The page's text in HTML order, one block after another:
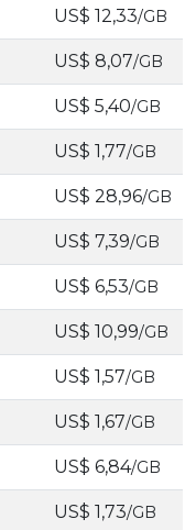
US$ 12,33/GB
US$ 8,07/GB
US$ 5,40/GB
US$ 1,77/GB
US$ 28,96/GB
US$ 7,39/GB
US$ 6,53/GB
US$ 10,99/GB
US$ 1,57/GB
US$ 1,67/GB
US$ 6,84/GB
US$ 1,73/GB